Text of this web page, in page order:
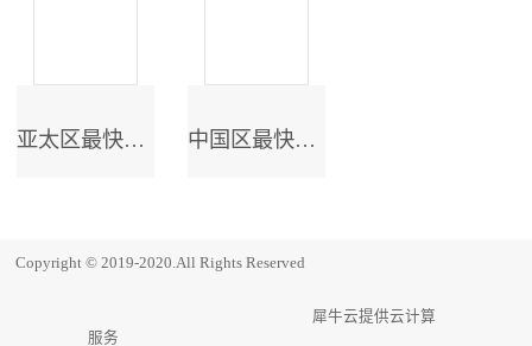
亚太区最快成长奖 中国区最快成长奖
Copyright © 2019-2020.All Rights Reserved
犀牛云提供云计算
服务